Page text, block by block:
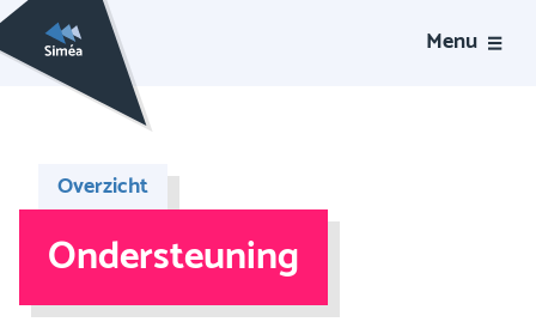
Menu
Overzicht
Ondersteuning